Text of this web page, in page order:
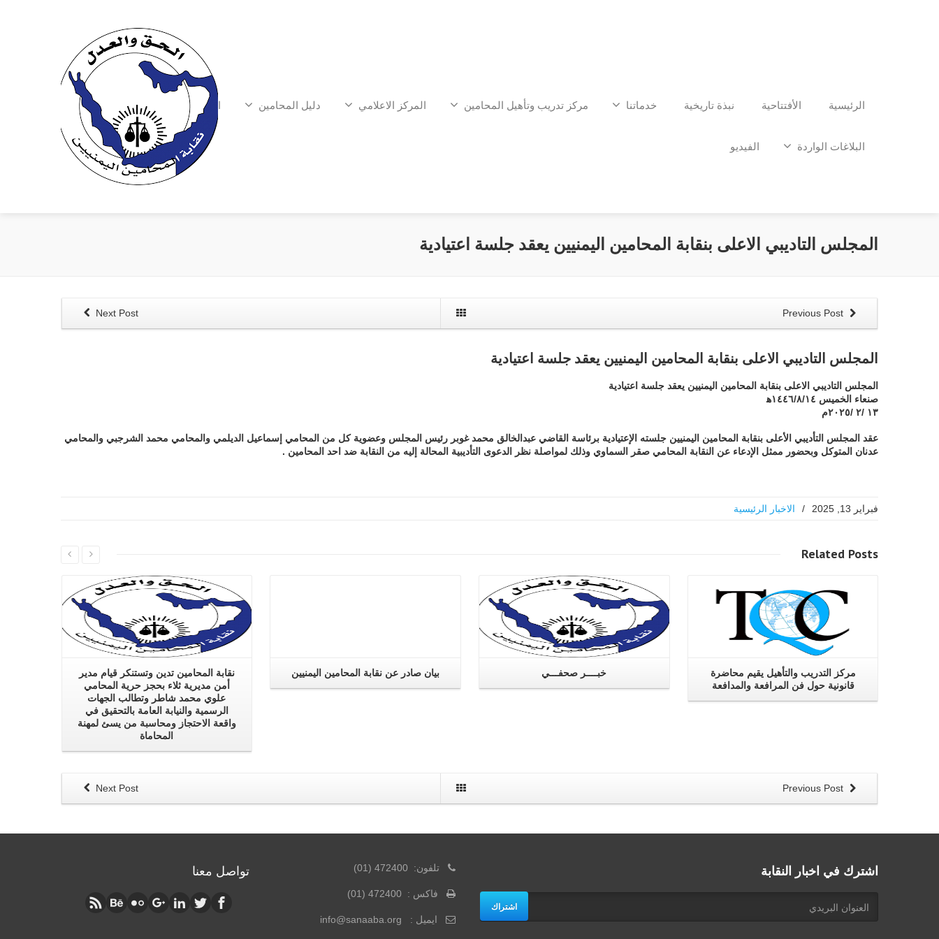
الرئيسية الأفتتاحية نبذة تاريخية خدماتنا مركز تدريب وتأهيل المحامين المركز الاعلامي دليل المحامين الشكاوي
البلاغات الواردة الفيديو
المجلس التاديبي الاعلى بنقابة المحامين اليمنيين يعقد جلسة اعتيادية
Next Post
المجلس التاديبي الاعلى بنقابة المحامين اليمنيين يعقد جلسة اعتيادية
المجلس التاديبي الاعلى بنقابة المحامين اليمنيين يعقد جلسة اعتيادية
صنعاء الخميس ١٤٤٦/٨/١٤ه‍
١٣ /٢ /٢٠٢٥م
عقد المجلس التأديبي الأعلى بنقابة المحامين اليمنيين جلسته الإعتيادية برئاسة القاضي عبدالخالق محمد غوبر رئيس المجلس وعضوية كل من المحامي إسماعيل الديلمي والمحامي محمد الشرجبي والمحامي
عدنان المتوكل وبحضور ممثل الإدعاء عن النقابة المحامي صقر السماوي وذلك لمواصلة نظر الدعوى التأديبية المحالة إليه من النقابة ضد احد المحامين .
فبراير 13, 2025 / الاخبار الرئيسية
Related Posts
نقابة المحامين تدين وتستنكر قيام مدير
أمن مديرية ثلاء بحجز حرية المحامي
علوي محمد شاطر وتطالب الجهات
الرسمية والنيابة العامة بالتحقيق في
واقعة الاحتجاز ومحاسبة من يسئ لمهنة
المحاماة
بيان صادر عن نقابة المحامين اليمنيين خبــــر صحفـــي
مركز التدريب والتأهيل يقيم محاضرة
قانونية حول فن المرافعة والمدافعة
Next Post
تواصل معنا تلفون: 472400 (01)
فاكس : 472400 (01)
ايميل : info@sanaaba.org
اشترك في اخبار النقابة
اشتراك